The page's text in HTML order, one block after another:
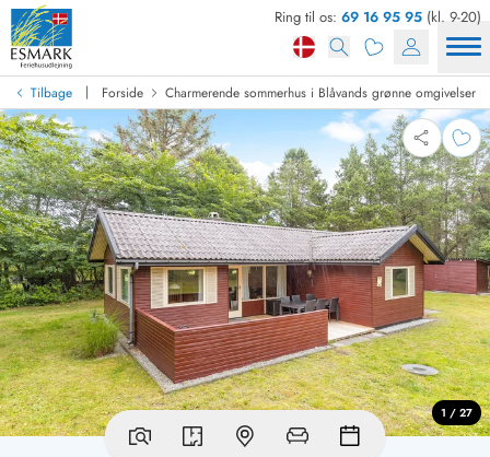
Ring til os: 69 16 95 95 (kl. 9-20)
Tilbage | Forside Charmerende sommerhus i Blåvands grønne omgivelser
1 / 27